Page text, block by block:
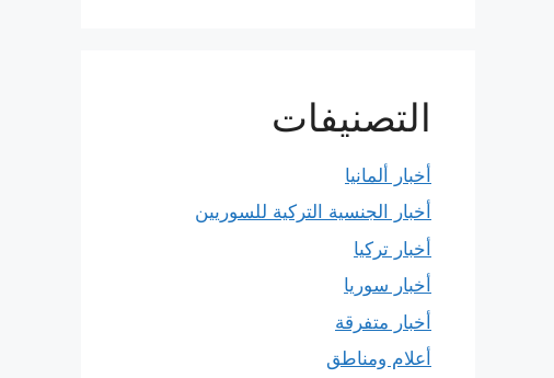
التصنيفات
أخبار ألمانيا
أخبار الجنسية التركية للسوريين
أخبار تركيا
أخبار سوريا
أخبار متفرقة
أعلام ومناطق